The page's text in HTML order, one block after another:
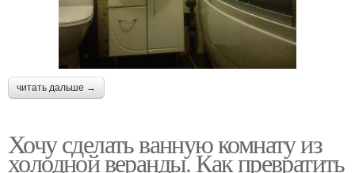
читать дальше →
Хочу сделать ванную комнату из
холодной веранды. Как превратить